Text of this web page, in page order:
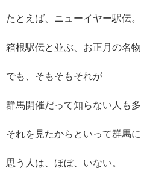
たとえば、ニューイヤー駅伝。
箱根駅伝と並ぶ、お正月の名物
でも、そもそもそれが
群馬開催だって知らない人も多
それを見たからといって群馬
思う人は、ほぼ、いない。